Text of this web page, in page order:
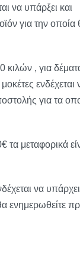
να υπάρξει και
για την οποία
κιλών , για
ενδέχεται
για τα
τα μεταφορικά
να υπάρχει
ενημερωθείτε